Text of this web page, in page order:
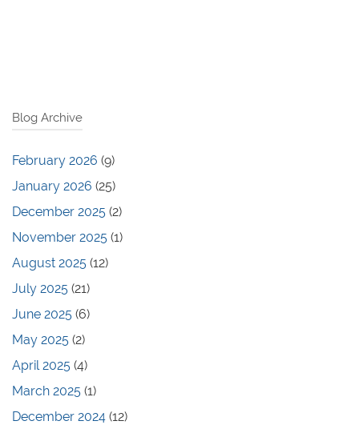
Blog Archive
February 2026 (9)
January 2026 (25)
December 2025 (2)
November 2025 (1)
August 2025 (12)
July 2025 (21)
June 2025 (6)
May 2025 (2)
April 2025 (4)
March 2025 (1)
December 2024 (12)